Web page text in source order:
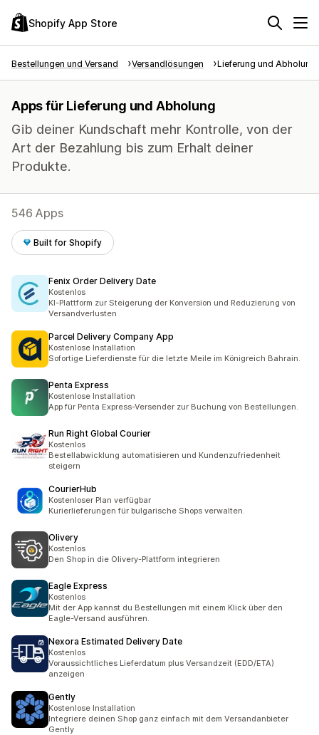
Shopify App Store
Bestellungen und Versand Versandlösungen Lieferung und Abholung
Apps für Lieferung und Abholung
Gib deiner Kundschaft mehr Kontrolle, von der
Art der Bezahlung bis zum Erhalt deiner
Produkte.
546 Apps
Built for Shopify
Fenix Order Delivery Date
Kostenlos
KI-Plattform zur Steigerung der Konversion und Reduzierung von
Versandverlusten
Parcel Delivery Company App
Kostenlose Installation
Sofortige Lieferdienste für die letzte Meile im Königreich Bahrain.
Penta Express
Kostenlose Installation
App für Penta Express-Versender zur Buchung von Bestellungen.
Run Right Global Courier
Kostenlos
Bestellabwicklung automatisieren und Kundenzufriedenheit
steigern
CourierHub
Kostenloser Plan verfügbar
Kurierlieferungen für bulgarische Shops verwalten.
Olivery
Kostenlos
Den Shop in die Olivery-Plattform integrieren
Eagle Express
Kostenlos
Mit der App kannst du Bestellungen mit einem Klick über den
Eagle-Versand ausführen.
Nexora Estimated Delivery Date
Kostenlos
Voraussichtliches Lieferdatum plus Versandzeit (EDD/ETA)
anzeigen
Gently
Kostenlose Installation
Integriere deinen Shop ganz einfach mit dem Versandanbieter
Gently